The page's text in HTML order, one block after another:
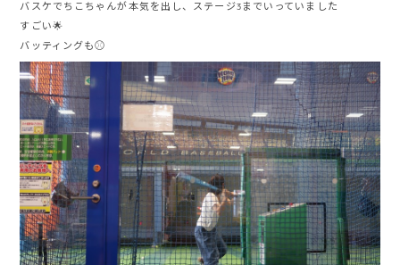
バスケでちこちゃんが本気を出し、ステージ3までいっていました
すごい🌟
バッティングも⚾️